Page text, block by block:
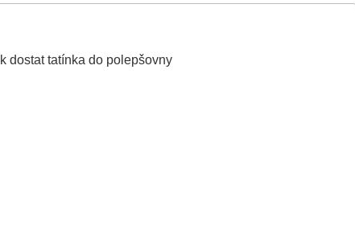
dostat tatínka do polepšovny